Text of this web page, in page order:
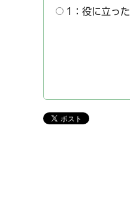
1：役に立った